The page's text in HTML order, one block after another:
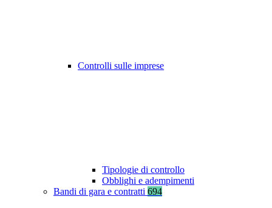
Controlli sulle imprese
Tipologie di controllo
Obblighi e adempimenti
Bandi di gara e contratti 694